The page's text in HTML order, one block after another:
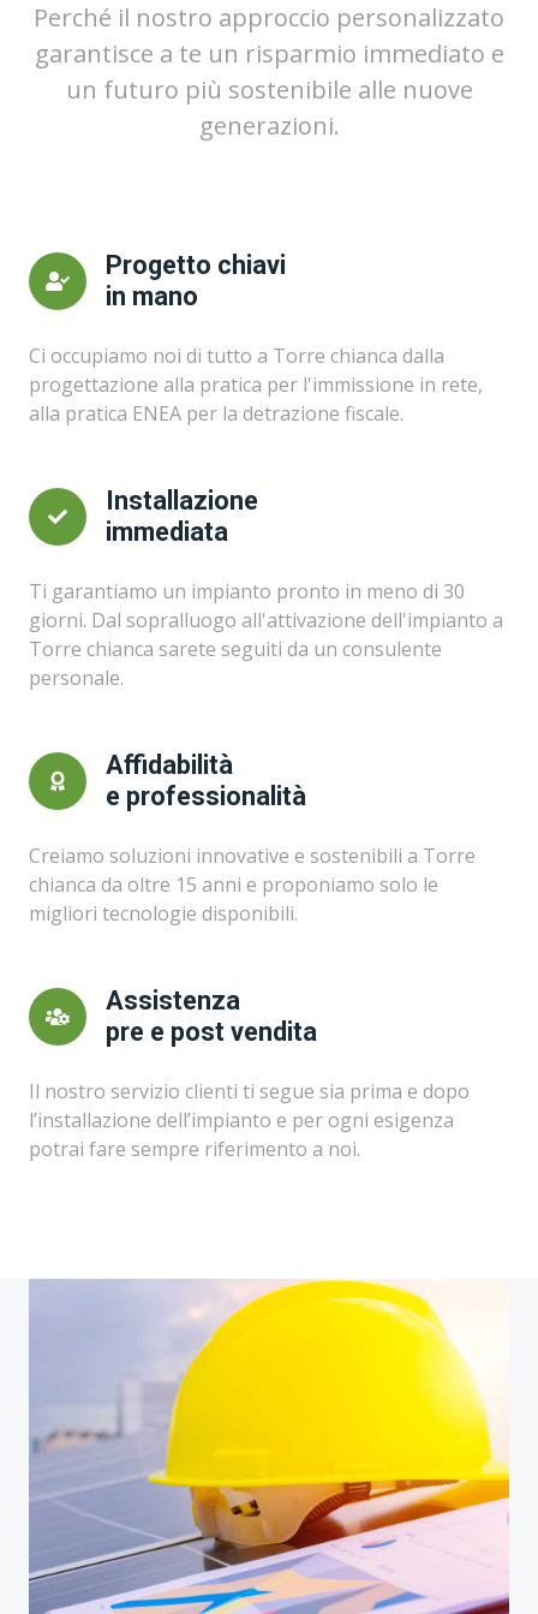
Perché il nostro approccio personalizzato
garantisce a te un risparmio immediato e
un futuro più sostenibile alle nuove
generazioni.
Progetto chiavi
in mano
Ci occupiamo noi di tutto a Torre chianca dalla
progettazione alla pratica per l'immissione in rete,
alla pratica ENEA per la detrazione fiscale.
Installazione
immediata
Ti garantiamo un impianto pronto in meno di 30
giorni. Dal sopralluogo all'attivazione dell'impianto a
Torre chianca sarete seguiti da un consulente
personale.
Affidabilità
e professionalità
Creiamo soluzioni innovative e sostenibili a Torre
chianca da oltre 15 anni e proponiamo solo le
migliori tecnologie disponibili.
Assistenza
pre e post vendita
Il nostro servizio clienti ti segue sia prima e dopo
l’installazione dell’impianto e per ogni esigenza
potrai fare sempre riferimento a noi.